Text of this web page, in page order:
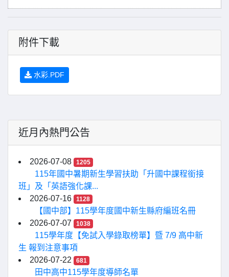
附件下載
水彩.PDF
近月內熱門公告
2026-07-08 1205
115年國中暑期新生學習扶助「升國中課程銜接
班」及「英語強化課...
2026-07-16
1128
【國中部】115學年度國中新生縣府編班名冊
2026-07-07
1038
115學年度【免試入學錄取榜單】暨 7/9 高中新
生 報到注意事項
2026-07-22
681
田中高中115學年度導師名單